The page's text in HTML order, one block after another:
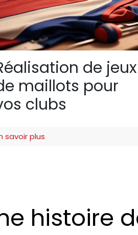
de jeux
maillots pour
clubs
savoir plus
histoire